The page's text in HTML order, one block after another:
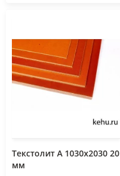
Текстолит А 1030х2030 20
мм